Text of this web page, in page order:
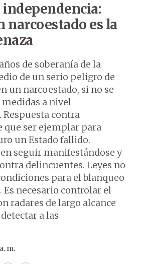
independencia:
narcoestado es la
de soberanía de la
de un serio peligro de
un narcoestado, si no se
a nivel
contra
ser ejemplar para
un Estado fallido.
seguir manifestándose y
delincuentes. Leyes no
para el blanqueo
Es necesario controlar el
radares de largo alcance
a las
m.